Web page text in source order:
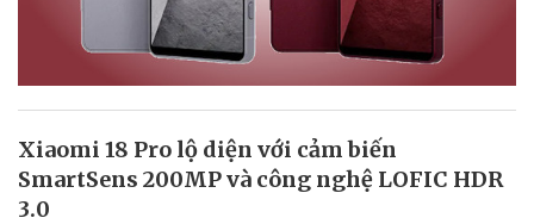
Xiaomi 18 Pro lộ diện với cảm biến
SmartSens 200MP và công nghệ LOFIC HDR
3.0